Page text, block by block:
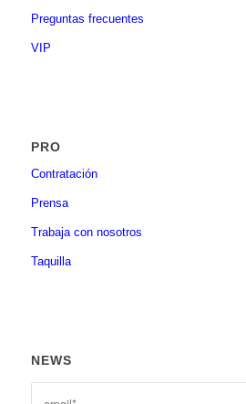
Preguntas frecuentes
VIP
PRO
Contratación
Prensa
Trabaja con nosotros
Taquilla
NEWS